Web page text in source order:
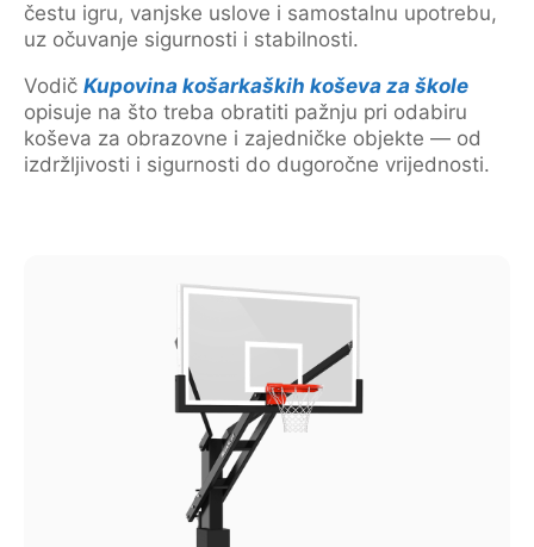
čestu igru, vanjske uslove i samostalnu upotrebu,
uz očuvanje sigurnosti i stabilnosti.
Vodič Kupovina košarkaških koševa za škole
opisuje na što treba obratiti pažnju pri odabiru
koševa za obrazovne i zajedničke objekte — od
izdržljivosti i sigurnosti do dugoročne vrijednosti.